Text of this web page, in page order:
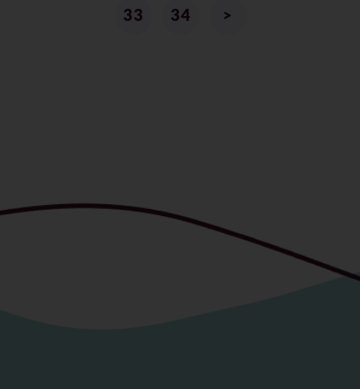
33 34 >